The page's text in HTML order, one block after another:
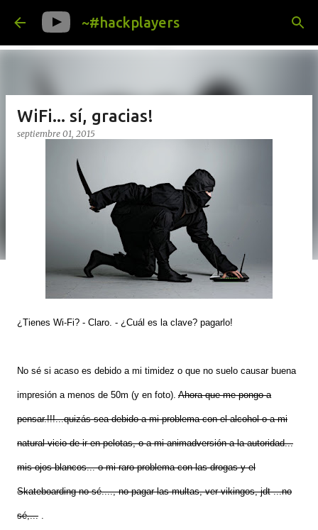
Ir al contenido principal
~#hackplayers
WiFi... sí, gracias!
septiembre 01, 2015
¿Tienes Wi-Fi? - Claro. - ¿Cuál es la clave? pagarlo!
No sé si acaso es debido a mi timidez o que no suelo causar buena
impresión a menos de 50m (y en foto). Ahora que me pongo a
pensar.!!!...quizás sea debido a mi problema con el alcohol o a mi
natural vicio de ir en pelotas, o a mi animadversióna la autoridad...
mis ojos blancos... o mi raro problema con las drogas y el
Skateboarding no sé...., no pagar las multas, ver vikingos, jdt ...no
sé,... .